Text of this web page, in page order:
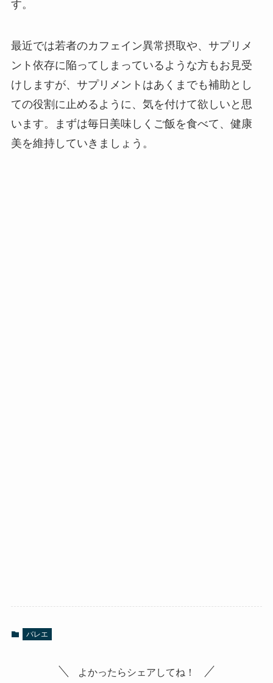
す。
最近では若者のカフェイン異常摂取や、サプリメ
ント依存に陥ってしまっているような方もお見受
けしますが、サプリメントはあくまでも補助とし
ての役割に止めるように、気を付けて欲しいと思
います。まずは毎日美味しくご飯を食べて、健康
美を維持していきましょう。
バレエ
よかったらシェアしてね！